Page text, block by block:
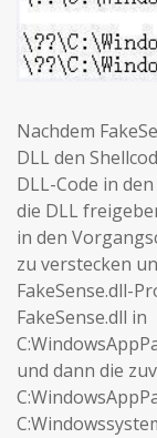
Nachdem
DLL den
DLL-Code in
die DLL
in den
zu verstecken
FakeSense.dll-
FakeSense.dll in
und dann die